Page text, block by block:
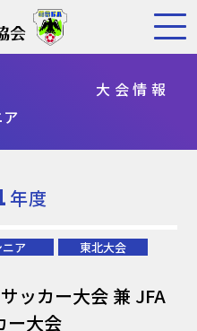
大会情報
ア
年度
ニア 東北大会
ッカー大会 兼 JFA
ー大会